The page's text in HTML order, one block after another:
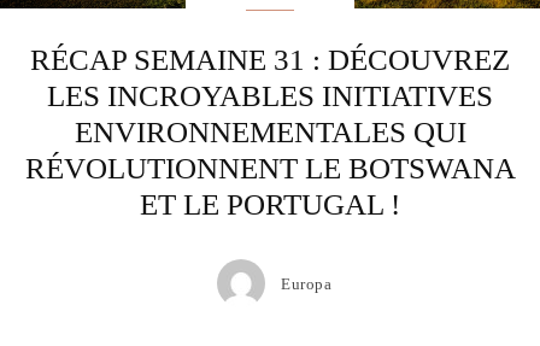
RÉCAP SEMAINE 31 : DÉCOUVREZ
LES INCROYABLES INITIATIVES
ENVIRONNEMENTALES QUI
RÉVOLUTIONNENT LE BOTSWANA
ET LE PORTUGAL !
Europa